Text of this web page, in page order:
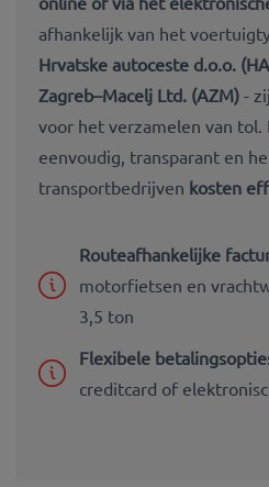
afhankelijk van het
Hrvatske autoceste d.o.o.
Zagreb–Macelj Ltd. (AZM) -
voor het verzamelen van tol.
eenvoudig, transparant en
transportbedrijven kosten
Routeafhankelijke
motorfietsen en
3,5 ton
Flexibele
creditcard of